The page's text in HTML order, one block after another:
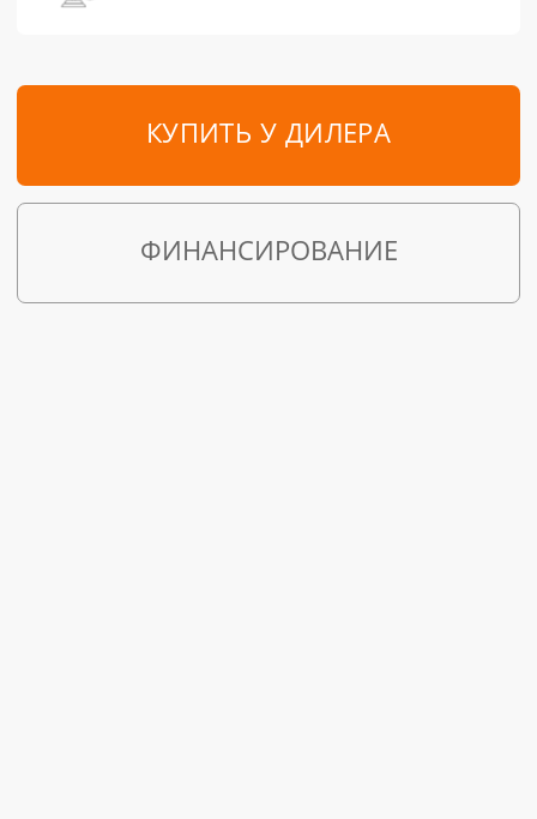
КУПИТЬ У ДИЛЕРА
ФИНАНСИРОВАНИЕ